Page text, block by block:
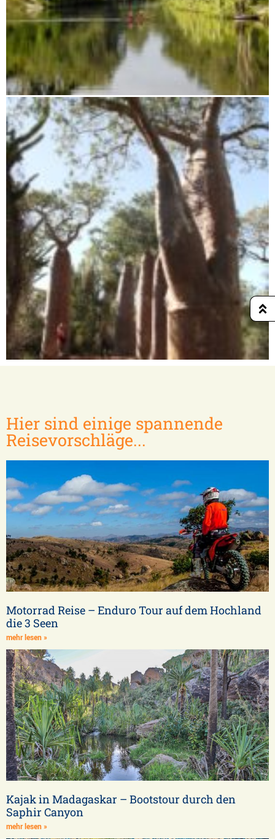
Ostküste
Hier sind einige spannende
Reisevorschläge...
Motorrad Reise – Enduro Tour auf dem Hochland
die 3 Seen
mehr lesen »
Kajak in Madagaskar – Bootstour durch den
Saphir Canyon
mehr lesen »